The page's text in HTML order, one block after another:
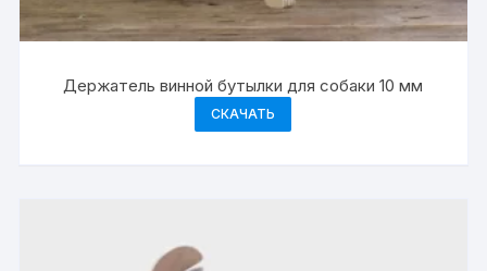
Держатель винной бутылки для собаки 10 мм
СКАЧАТЬ